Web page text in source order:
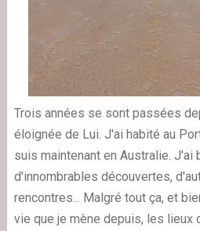
Trois années se sont passées
éloignée de Lui. J'ai habité au
suis maintenant en Australie. J'ai
d'innombrables découvertes,
rencontres... Malgré tout ça, et
vie que je mène depuis, les lieux